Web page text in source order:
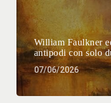
William Faulkner
antipodi con solo
07/06/2026